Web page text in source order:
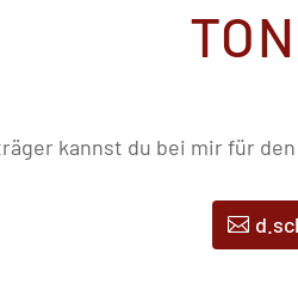
kannst du bei mir für